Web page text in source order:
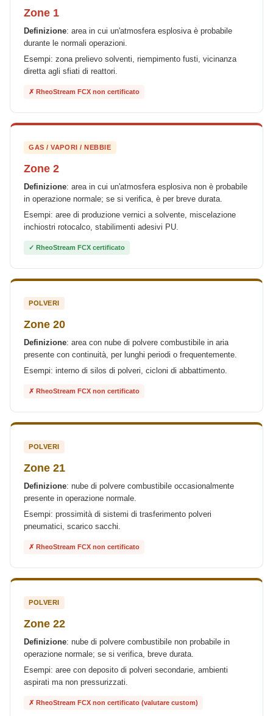
Zone 1
Definizione: area in cui un'atmosfera esplosiva è probabile
durante le normali operazioni.
Esempi: zona prelievo solventi, riempimento fusti, vicinanza
diretta agli sfiati di reattori.
✗ RheoStream FCX non certificato
GAS / VAPORI / NEBBIE
Zone 2
Definizione: area in cui un'atmosfera esplosiva non è probabile
in operazione normale; se si verifica, è per breve durata.
Esempi: aree di produzione vernici a solvente, miscelazione
inchiostri rotocalco, stabilimenti adesivi PU.
✓ RheoStream FCX certificato
POLVERI
Zone 20
Definizione: area con nube di polvere combustibile in aria
presente con continuità, per lunghi periodi o frequentemente.
Esempi: interno di silos di polveri, cicloni di abbattimento.
✗ RheoStream FCX non certificato
POLVERI
Zone 21
Definizione: nube di polvere combustibile occasionalmente
presente in operazione normale.
Esempi: prossimità di sistemi di trasferimento polveri
pneumatici, scarico sacchi.
✗ RheoStream FCX non certificato
POLVERI
Zone 22
Definizione: nube di polvere combustibile non probabile in
operazione normale; se si verifica, breve durata.
Esempi: aree con deposito di polveri secondarie, ambienti
aspirati ma non pressurizzati.
✗ RheoStream FCX non certificato (valutare custom)